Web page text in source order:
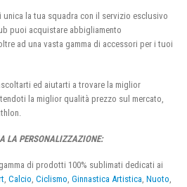
unica la tua squadra con il servizio esclusivo
puoi acquistare abbigliamento
ad una vasta gamma di accessori per i tuoi
ed aiutarti a trovare la miglior
la miglior qualità prezzo sul mercato,
LA PERSONALIZZAZIONE:
di prodotti 100% sublimati dedicati ai
, Calcio, Ciclismo, Ginnastica Artistica, Nuoto,